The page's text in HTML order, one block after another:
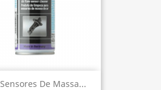
De Massa...